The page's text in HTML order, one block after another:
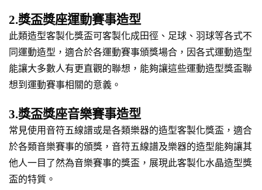
2.獎盃獎座運動賽事造型
此類造型客製化獎盃可客製化成田徑、足球、羽球等各式不
同運動造型，適合於各運動賽事頒獎場合，因各式運動造型
能讓大多數人有更直觀的聯想，能夠讓這些運動造型獎盃聯
想到運動賽事相關的意義。
3.獎盃獎座音樂賽事造型
常見使用音符五線譜或是各類樂器的造型客製化獎盃，適合
於各類音樂賽事的頒獎，音符五線譜及樂器的造型能夠讓其
他人一目了然為音樂賽事的獎盃，展現此客製化水晶造型獎
盃的特質。